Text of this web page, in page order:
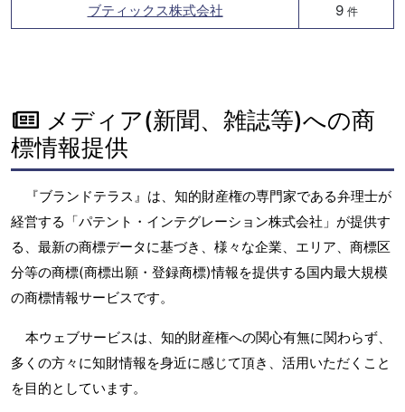
ブティックス株式会社 9 件
メディア(新聞、雑誌等)への商
標情報提供
『ブランドテラス』は、知的財産権の専門家である弁理士が
経営する「パテント・インテグレーション株式会社」が提供す
る、最新の商標データに基づき、様々な企業、エリア、商標区
分等の商標(商標出願・登録商標)情報を提供する国内最大規模
の商標情報サービスです。
本ウェブサービスは、知的財産権への関心有無に関わらず、
多くの方々に知財情報を身近に感じて頂き、活用いただくこと
を目的としています。